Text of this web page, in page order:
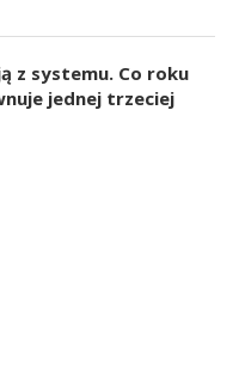
z systemu. Co roku
jednej trzeciej